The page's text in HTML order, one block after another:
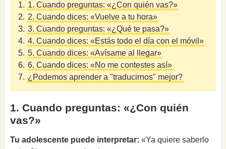
1. 1. Cuando preguntas: «¿Con quién vas?»
2. 2. Cuando dices: «Vuelve a tu hora»
3. 3. Cuando preguntas: «¿Qué te pasa?»
4. 4. Cuando dices: «Estás todo el día con el móvil»
5. 5. Cuando dices: «Avísame al llegar»
6. 6. Cuando dices: «No me contestes así»
7. ¿Podemos aprender a "traducirnos" mejor?
1. Cuando preguntas: «¿Con quién
vas?»
Tu adolescente puede interpretar: «Ya quiere saberlo